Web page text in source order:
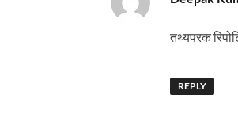
तथ्यपरक
REPLY